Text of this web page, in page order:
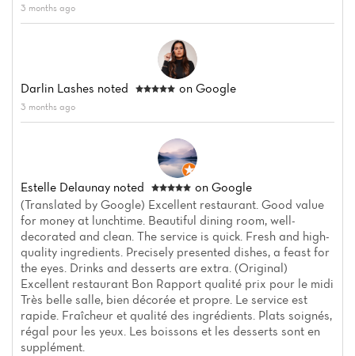
3 months ago
Darlin Lashes noted on Google
3 months ago
Estelle Delaunay noted
on Google
(Translated by Google) Excellent restaurant. Good value
for money at lunchtime. Beautiful dining room, well-
decorated and clean. The service is quick. Fresh and high-
quality ingredients. Precisely presented dishes, a feast for
the eyes. Drinks and desserts are extra. (Original)
Excellent restaurant Bon Rapport qualité prix pour le midi
Très belle salle, bien décorée et propre. Le service est
rapide. Fraîcheur et qualité des ingrédients. Plats soignés,
régal pour les yeux. Les boissons et les desserts sont en
supplément.